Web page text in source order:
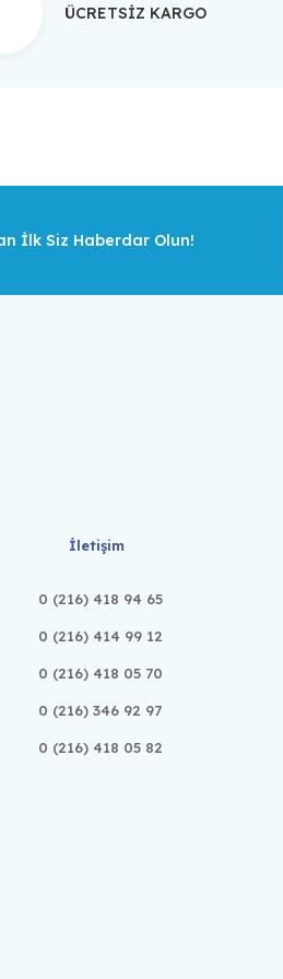
ÜCRETSİZ KARGO
İlk Siz Haberdar Olun!
İletişim
0 (216) 418 94 65
0 (216) 414 99 12
0 (216) 418 05 70
0 (216) 346 92 97
0 (216) 418 05 82